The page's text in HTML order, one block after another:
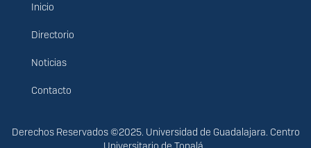
Menú
principal
Inicio
Directorio
Noticias
Contacto
Derechos
Derechos Reservados ©2025. Universidad de Guadalajara. Centro